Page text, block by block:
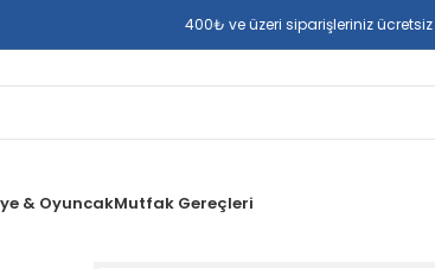
400₺ ve üzeri siparişleriniz
& OyuncakMutfak Gereçleri